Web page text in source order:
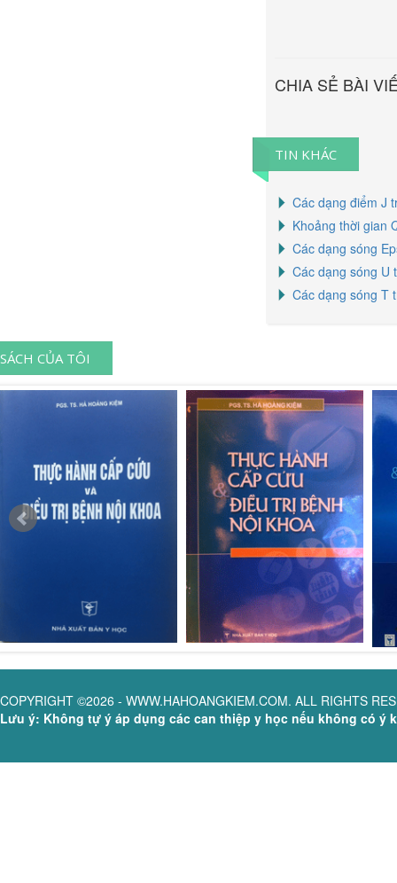
CHIA SẺ BÀI
TIN KHÁC
Các dạng điểm J
Khoảng thời gian
Các dạng sóng
Các dạng sóng U
Các dạng sóng T
SÁCH CỦA TÔI
COPYRIGHT ©2026 - WWW.HAHOANGKIEM.COM. ALL RIGHTS
Lưu ý: Không tự ý áp dụng các can thiệp y học nếu không có ý